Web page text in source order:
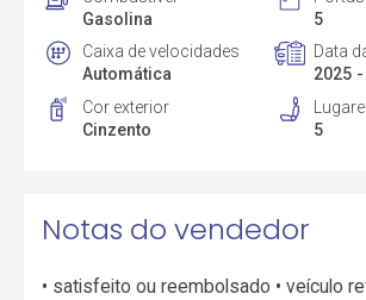
Gasolina
5
Caixa de velocidades
Automática
Data
2025
Cor exterior
Cinzento
5
Notas do vendedor
• satisfeito ou reembolsado • veículo